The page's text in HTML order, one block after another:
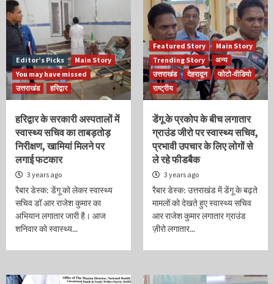
Editor’s Picks
Main Story
You may have missed
उत्तराखंड
हरिद्वार
हरिद्वार के सरकारी अस्पतालों में
स्वास्थ्य सचिव का ताबड़तोड़
निरीक्षण, खामियां मिलने पर
लगाई फटकार
3 years ago
रैबार डेस्क: डेंगू को लेकर स्वास्थ्य
सचिव डॉ आर राजेश कुमार का
अभियान लगातार जारी है। आज
शनिवार को स्वास्थ्य...
Featured Story
Main Story
Trending Story
अन्य
उत्तराखंड
देहरादून
फोटो-वीडियो
राष्ट्रीय
डेंगू के प्रकोप के बीच लगातार
ग्राउंड जीरो पर स्वास्थ्य सचिव,
प्रभावी उपचार के लिए लोगों से
ले रहे फीडबैक
3 years ago
रैबार डेस्क: उत्तराखंड में डेंगू के बढ़ते
मामलों को देखते हुए स्वास्थ्य सचिव
आर राजेश कुमार लगातार ग्राउंड
ज़ीरो लगातार...